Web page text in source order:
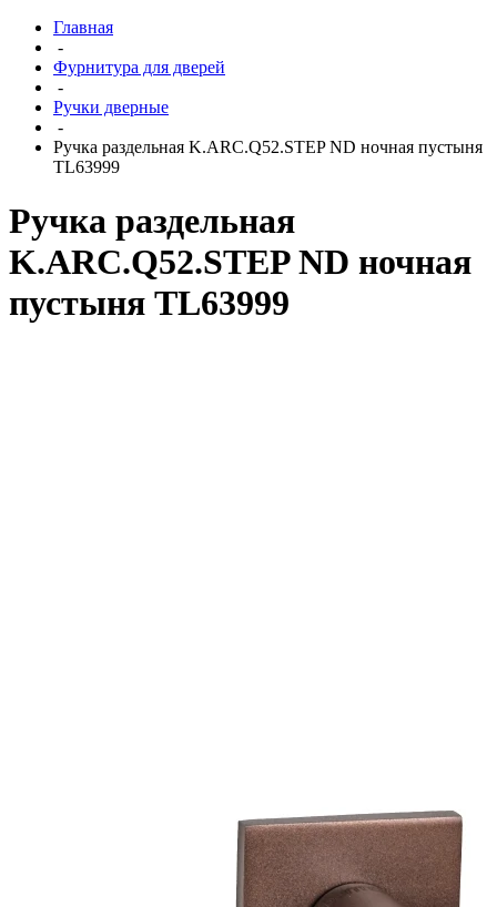
Главная
-
Фурнитура для дверей
-
Ручки дверные
-
Ручка раздельная K.ARC.Q52.STEP ND ночная пустыня
TL63999
Ручка раздельная
K.ARC.Q52.STEP ND ночная
пустыня TL63999